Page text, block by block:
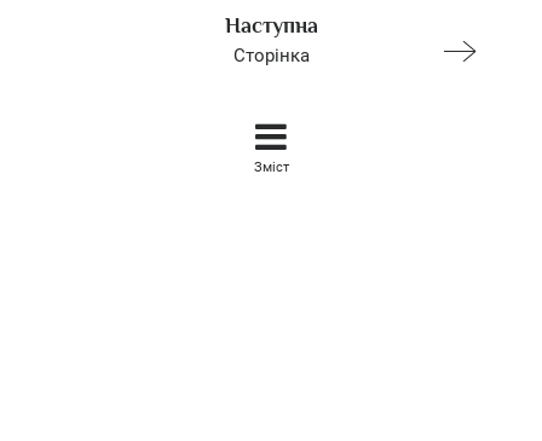
Наступна
Сторінка
Зміст